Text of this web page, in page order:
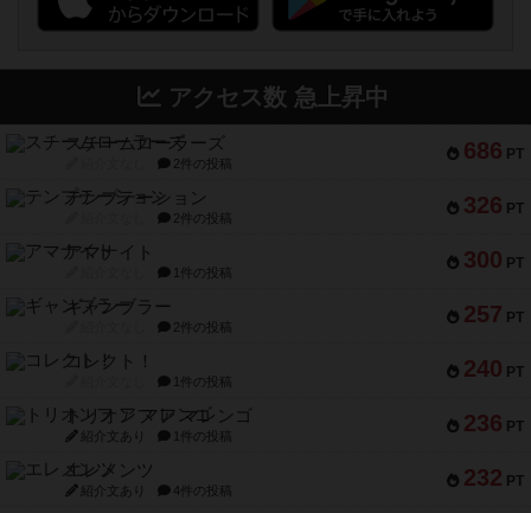
アクセス数 急上昇中
686 PT
スチームローラーズ
2件の投稿
326 PT
テンプテーション
2件の投稿
300 PT
アマナイト
1件の投稿
257 PT
ギャンブラー
2件の投稿
240 PT
コレクト！
1件の投稿
236 PT
トリオンフ ア マレンゴ
紹介文あり 1件の投稿
232 PT
エレメンツ
紹介文あり 4件の投稿